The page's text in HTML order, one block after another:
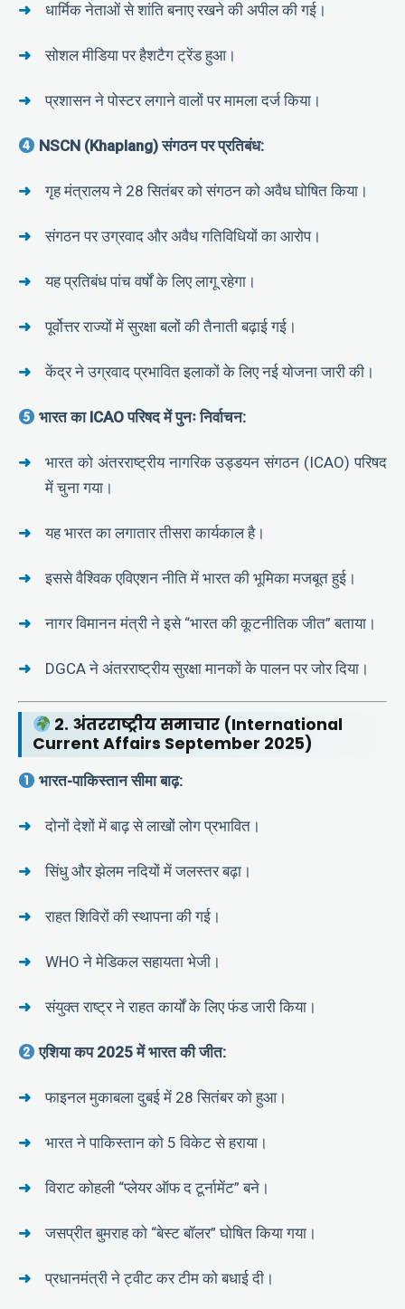
धार्मिक नेताओं से शांति बनाए रखने की अपील की गई।
सोशल मीडिया पर हैशटैग ट्रेंड हुआ।
प्रशासन ने पोस्टर लगाने वालों पर मामला दर्ज किया।
NSCN (Khaplang) संगठन पर प्रतिबंध:
गृह मंत्रालय ने 28 सितंबर को संगठन को अवैध घोषित किया।
संगठन पर उग्रवाद और अवैध गतिविधियों का आरोप।
यह प्रतिबंध पांच वर्षों के लिए लागू रहेगा।
पूर्वोत्तर राज्यों में सुरक्षा बलों की तैनाती बढ़ाई गई।
केंद्र ने उग्रवाद प्रभावित इलाकों के लिए नई योजना जारी की।
भारत का ICAO परिषद में पुनः निर्वाचन:
भारत को अंतरराष्ट्रीय नागरिक उड्डयन संगठन (ICAO) परिषद
में चुना गया।
यह भारत का लगातार तीसरा कार्यकाल है।
इससे वैश्विक एविएशन नीति में भारत की भूमिका मजबूत हुई।
नागर विमानन मंत्री ने इसे “भारत की कूटनीतिक जीत” बताया।
DGCA ने अंतरराष्ट्रीय सुरक्षा मानकों के पालन पर जोर दिया।
2. अंतरराष्ट्रीय समाचार (International
Current Affairs September 2025)
भारत-पाकिस्तान सीमा बाढ़:
दोनों देशों में बाढ़ से लाखों लोग प्रभावित।
सिंधु और झेलम नदियों में जलस्तर बढ़ा।
राहत शिविरों की स्थापना की गई।
WHO ने मेडिकल सहायता भेजी।
संयुक्त राष्ट्र ने राहत कार्यों के लिए फंड जारी किया।
एशिया कप 2025 में भारत की जीत:
फाइनल मुकाबला दुबई में 28 सितंबर को हुआ।
भारत ने पाकिस्तान को 5 विकेट से हराया।
विराट कोहली “प्लेयर ऑफ द टूर्नामेंट” बने।
जसप्रीत बुमराह को “बेस्ट बॉलर” घोषित किया गया।
प्रधानमंत्री ने ट्वीट कर टीम को बधाई दी।